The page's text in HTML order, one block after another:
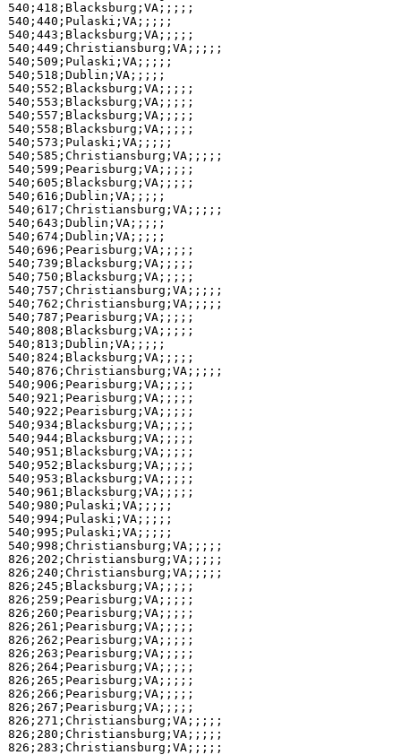
540;418;Blacksburg;VA;;;;;
540;440;Pulaski;VA;;;;;
540;443;Blacksburg;VA;;;;;
540;449;Christiansburg;VA;;;;;
540;509;Pulaski;VA;;;;;
540;518;Dublin;VA;;;;;
540;552;Blacksburg;VA;;;;;
540;553;Blacksburg;VA;;;;;
540;557;Blacksburg;VA;;;;;
540;558;Blacksburg;VA;;;;;
540;573;Pulaski;VA;;;;;
540;585;Christiansburg;VA;;;;;
540;599;Pearisburg;VA;;;;;
540;605;Blacksburg;VA;;;;;
540;616;Dublin;VA;;;;;
540;617;Christiansburg;VA;;;;;
540;643;Dublin;VA;;;;;
540;674;Dublin;VA;;;;;
540;696;Pearisburg;VA;;;;;
540;739;Blacksburg;VA;;;;;
540;750;Blacksburg;VA;;;;;
540;757;Christiansburg;VA;;;;;
540;762;Christiansburg;VA;;;;;
540;787;Pearisburg;VA;;;;;
540;808;Blacksburg;VA;;;;;
540;813;Dublin;VA;;;;;
540;824;Blacksburg;VA;;;;;
540;876;Christiansburg;VA;;;;;
540;906;Pearisburg;VA;;;;;
540;921;Pearisburg;VA;;;;;
540;922;Pearisburg;VA;;;;;
540;934;Blacksburg;VA;;;;;
540;944;Blacksburg;VA;;;;;
540;951;Blacksburg;VA;;;;;
540;952;Blacksburg;VA;;;;;
540;953;Blacksburg;VA;;;;;
540;961;Blacksburg;VA;;;;;
540;980;Pulaski;VA;;;;;
540;994;Pulaski;VA;;;;;
540;995;Pulaski;VA;;;;;
540;998;Christiansburg;VA;;;;;
826;202;Christiansburg;VA;;;;;
826;240;Christiansburg;VA;;;;;
826;245;Blacksburg;VA;;;;;
826;259;Pearisburg;VA;;;;;
826;260;Pearisburg;VA;;;;;
826;261;Pearisburg;VA;;;;;
826;262;Pearisburg;VA;;;;;
826;263;Pearisburg;VA;;;;;
826;264;Pearisburg;VA;;;;;
826;265;Pearisburg;VA;;;;;
826;266;Pearisburg;VA;;;;;
826;267;Pearisburg;VA;;;;;
826;271;Christiansburg;VA;;;;;
826;280;Christiansburg;VA;;;;;
826;283;Christiansburg;VA;;;;;